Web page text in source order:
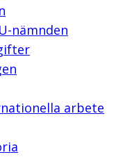
nämnden
arbete